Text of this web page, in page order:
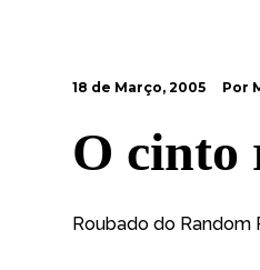
18 de Março, 2005 Por
O cinto
Roubado do Random